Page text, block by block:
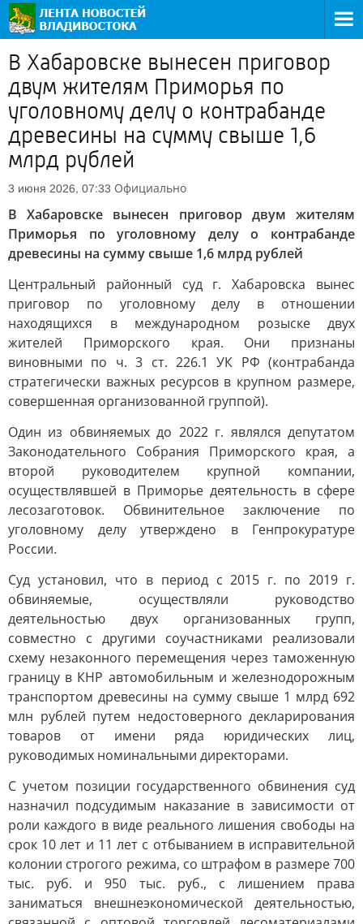
В Хабаровске вынесен приговор
двум жителям Приморья по
уголовному делу о контрабанде
древесины на сумму свыше 1,6
млрд рублей
3 июня 2026, 07:33 Официально
В Хабаровске вынесен приговор двум жителям
Приморья по уголовному делу о контрабанде
древесины на сумму свыше 1,6 млрд рублей
Центральный районный суд г. Хабаровска вынес
приговор по уголовному делу в отношении
находящихся в международном розыске двух
жителей Приморского края. Они признаны
виновными по ч. 3 ст. 226.1 УК РФ (контрабанда
стратегически важных ресурсов в крупном размере,
совершенная организованной группой).
Один из обвиняемых до 2022 г. являлся депутатом
Законодательного Собрания Приморского края, а
второй руководителем крупной компании,
осуществлявшей в Приморье деятельность в сфере
лесозаготовок. Обвинительное заключение по
уголовному делу утверждено в Генпрокуратуре
России.
Суд установил, что в период с 2015 г. по 2019 г.
обвиняемые, осуществляли руководство
деятельностью двух организованных групп,
совместно с другими соучастниками реализовали
схему незаконного перемещения через таможенную
границу в КНР автомобильным и железнодорожным
транспортом древесины на сумму свыше 1 млрд 692
млн рублей путем недостоверного декларирования
товаров от имени ряда юридических лиц,
руководимых номинальными директорами.
С учетом позиции государственного обвинения суд
назначил подсудимым наказание в зависимости от
роли каждого в виде реального лишения свободы на
срок 10 лет и 11 лет с отбыванием в исправительной
колонии строгого режима, со штрафом в размере 700
тыс. руб. и 950 тыс. руб., с лишением права
заниматься внешнеэкономической деятельностью,